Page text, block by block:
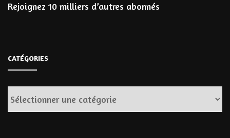
Rejoignez 10 milliers d’autres abonnés
CATÉGORIES
Catégories